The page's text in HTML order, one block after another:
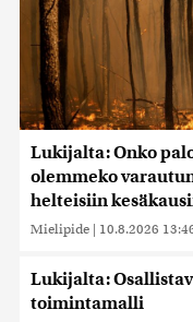
Lukijalta: Onko
olemmeko
helteisiin
Mielipide | 10.8.2026
Lukijalta:
toimintamalli